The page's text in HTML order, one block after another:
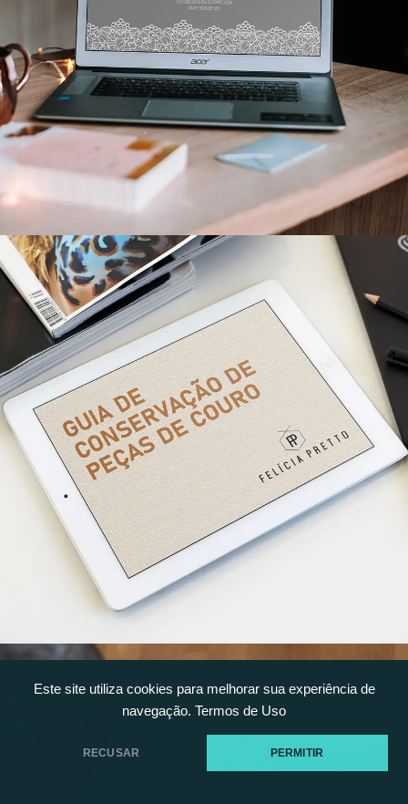
Este site utiliza cookies para melhorar sua experiência de
navegação. Termos de Uso
RECUSAR PERMITIR